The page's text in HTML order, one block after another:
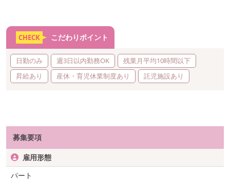
CHECK こだわりポイント
日勤のみ 週3日以内勤務OK
残業月平均10時間以下
昇給あり
産休・育児休業制度あり 託児施設あり
募集要項
雇用形態
パート